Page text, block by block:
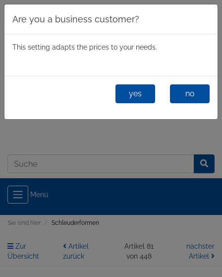
Menü
Are you a business customer?
This setting adapts the prices to your needs.
yes no
Sie sind hier: Schleuderformen
Zur
Übersicht
Artikel
zurück
Artikel 81
von 448
nächster
Artikel